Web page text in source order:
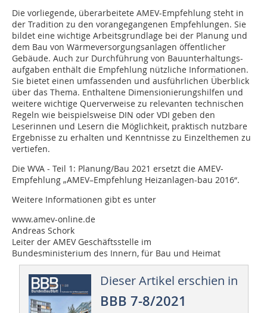
Die vorliegende, überarbeitete AMEV-Empfehlung steht in
der Tradition zu den vorangegangenen Empfehlungen. Sie
bildet eine wichtige Arbeitsgrundlage bei der Planung und
dem Bau von Wärmeversorgungsanlagen öffentlicher
Gebäude. Auch zur Durchführung von Bauunterhaltungs-
aufgaben enthält die Empfehlung nützliche Informationen.
Sie bietet einen umfassenden und ausführlichen Überblick
über das Thema. Enthaltene Dimensionierungshilfen und
weitere wichtige Querverweise zu relevanten technischen
Regeln wie beispielsweise DIN oder VDI geben den
Leserinnen und Lesern die Möglichkeit, praktisch nutzbare
Ergebnisse zu erhalten und Kenntnisse zu Einzelthemen zu
vertiefen.
Die WVA - Teil 1: Planung/Bau 2021 ersetzt die AMEV-
Empfehlung „AMEV–Empfehlung Heizanlagen-bau 2016“.
Weitere Informationen gibt es unter
www.amev-online.de
Andreas Schork
Leiter der AMEV Geschäftsstelle im
Bundesministerium des Innern, für Bau und Heimat
Dieser Artikel erschien in
BBB 7-8/2021